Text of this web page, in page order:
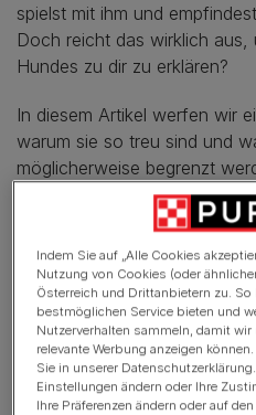
spielst mit ihm und
Doch reicht das wirklich
Hundes zu dir zu erklären?
In diesem Artikel werfen wir
warum sie so treu sind und
möglicherweise begrenzt
In diesem Artikel
Sind Hunde wirklich treu?
Was macht einen treuen
Die einfache Erklärung:
Indem Sie auf „Alle Cookies
Nutzung von Cookies (oder
Österreich und Drittanbietern zu. So
bestmöglichen Service bieten und
Nutzerverhalten sammeln, damit
relevante Werbung anzeigen
Sie in unserer
Einstellungen ändern oder Ihre
Ihre Präferenzen ändern oder auf